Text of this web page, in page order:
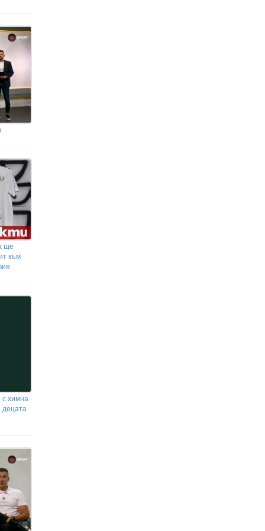
ще
към
с химна
децата